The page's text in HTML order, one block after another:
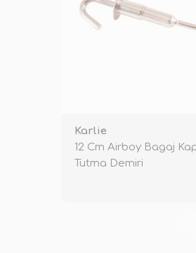
Karlie
12 Cm Airboy Bagaj
Tutma Demiri